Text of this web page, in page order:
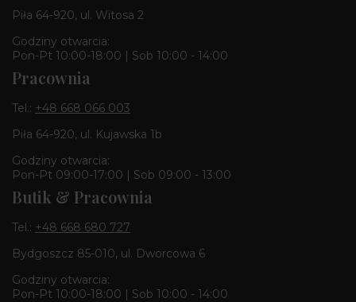
Piła 64-920, ul. Witosa 2
Godziny otwarcia:
Pon-Pt 10:00-18:00 | Sob 10:00 - 14:00
Pracownia
Tel.: +48 668 066 003
Piła 64-920, ul. Kujawska 1b
Godziny otwarcia:
Pon-Pt 09:00-17:00 | Sob 09:00 - 13:00
Butik & Pracownia
Tel.: +48 668 680 727
Bydgoszcz 85-010, ul. Dworcowa 6
Godziny otwarcia:
Pon-Pt 10:00-18:00 | Sob 10:00 - 14:00